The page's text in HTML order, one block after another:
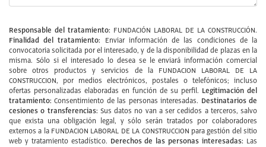
Responsable del tratamiento: FUNDACIÓN LABORAL DE LA CONSTRUCCIÓN.
Finalidad del tratamiento:
Enviar información de las condiciones de la
convocatoria solicitada por el interesado, y de la disponibilidad de plazas en la
misma. Sólo si el interesado lo desea se le enviará información comercial
sobre otros productos y servicios de la FUNDACION LABORAL DE LA
CONSTRUCCION, por medios electrónicos, postales o telefónicos; incluso
ofertas personalizadas elaboradas en función de su perfil. Legitimación del
tratamiento: Consentimiento de las personas interesadas. Destinatarios de
cesiones o transferencias: Sus datos no van a ser cedidos a terceros, salvo
que exista una obligación legal, y sólo serán tratados por colaboradores
externos a la FUNDACION LABORAL DE LA CONSTRUCCION para gestión del sitio
web y tratamiento estadístico. Derechos de las personas interesadas: Las